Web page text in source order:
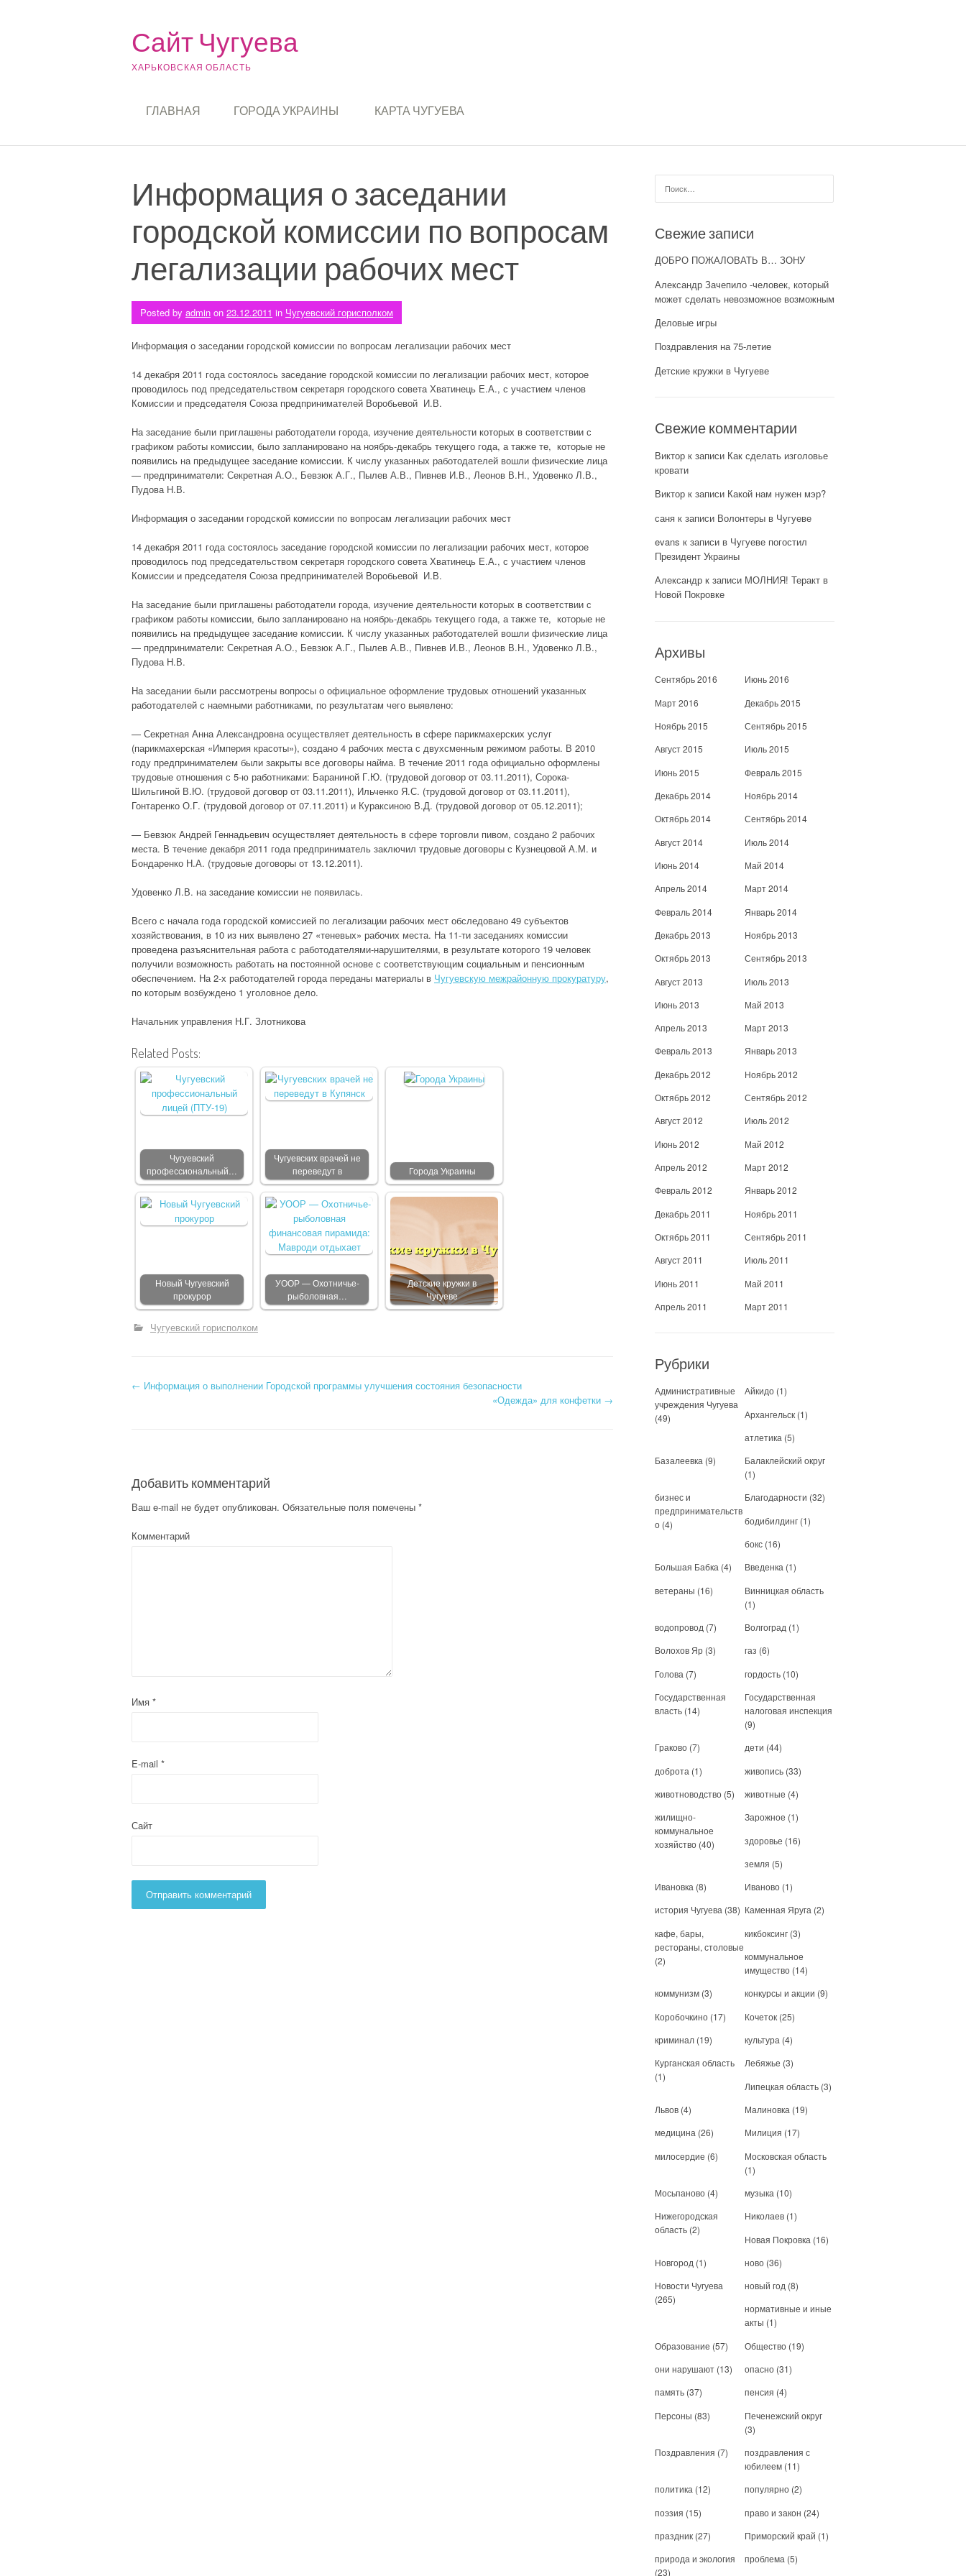
Сайт Чугуева
ХАРЬКОВСКАЯ ОБЛАСТЬ
ГЛАВНАЯ ГОРОДА УКРАИНЫ КАРТА ЧУГУЕВА
Информация о заседании
городской комиссии по вопросам
легализации рабочих мест
Posted by admin on 23.12.2011 in Чугуевский горисполком
Информация о заседании городской комиссии по вопросам легализации рабочих мест
14 декабря 2011 года состоялось заседание городской комиссии по легализации рабочих мест, которое
проводилось под председательством секретаря городского совета Хватинець Е.А., с участием членов
Комиссии и председателя Союза предпринимателей Воробьевой И.В.
На заседание были приглашены работодатели города, изучение деятельности которых в соответствии с
графиком работы комиссии, было запланировано на ноябрь-декабрь текущего года, а также те, которые не
появились на предыдущее заседание комиссии. К числу указанных работодателей вошли физические лица
— предприниматели: Секретная А.О., Бевзюк А.Г., Пылев А.В., Пивнев И.В., Леонов В.Н., Удовенко Л.В.,
Пудова Н.В.
Информация о заседании городской комиссии по вопросам легализации рабочих мест
14 декабря 2011 года состоялось заседание городской комиссии по легализации рабочих мест, которое
проводилось под председательством секретаря городского совета Хватинець Е.А., с участием членов
Комиссии и председателя Союза предпринимателей Воробьевой И.В.
На заседание были приглашены работодатели города, изучение деятельности которых в соответствии с
графиком работы комиссии, было запланировано на ноябрь-декабрь текущего года, а также те, которые не
появились на предыдущее заседание комиссии. К числу указанных работодателей вошли физические лица
— предприниматели: Секретная А.О., Бевзюк А.Г., Пылев А.В., Пивнев И.В., Леонов В.Н., Удовенко Л.В.,
Пудова Н.В.
На заседании были рассмотрены вопросы о официальное оформление трудовых отношений указанных
работодателей с наемными работниками, по результатам чего выявлено:
— Секретная Анна Александровна осуществляет деятельность в сфере парикмахерских услуг
(парикмахерская «Империя красоты»), создано 4 рабочих места с двухсменным режимом работы. В 2010
году предпринимателем были закрыты все договоры найма. В течение 2011 года официально оформлены
трудовые отношения с 5-ю работниками: Бараниной Г.Ю. (трудовой договор от 03.11.2011), Сорока-
Шильгиной В.Ю. (трудовой договор от 03.11.2011), Ильченко Я.С. (трудовой договор от 03.11.2011),
Гонтаренко О.Г. (трудовой договор от 07.11.2011) и Кураксиною В.Д. (трудовой договор от 05.12.2011);
— Бевзюк Андрей Геннадьевич осуществляет деятельность в сфере торговли пивом, создано 2 рабочих
места. В течение декабря 2011 года предприниматель заключил трудовые договоры с Кузнецовой А.М. и
Бондаренко Н.А. (трудовые договоры от 13.12.2011).
Удовенко Л.В. на заседание комиссии не появилась.
Всего с начала года городской комиссией по легализации рабочих мест обследовано 49 субъектов
хозяйствования, в 10 из них выявлено 27 «теневых» рабочих места. На 11-ти заседаниях комиссии
проведена разъяснительная работа с работодателями-нарушителями, в результате которого 19 человек
получили возможность работать на постоянной основе с соответствующим социальным и пенсионным
обеспечением. На 2-х работодателей города переданы материалы в Чугуевскую межрайонную прокуратуру,
по которым возбуждено 1 уголовное дело.
Начальник управления Н.Г. Злотникова
Related Posts:
Чугуевский
профессиональный…
Чугуевских врачей не
переведут в
Города Украины
Новый Чугуевский
прокурор
УООР — Охотничье-
рыболовная…
Детские кружки в
Чугуеве
Чугуевский горисполком
Post navigation
← Информация о выполнении Городской программы улучшения состояния безопасности
«Одежда» для конфетки →
Добавить комментарий
Ваш e-mail не будет опубликован. Обязательные поля помечены *
Комментарий
Имя *
E-mail *
Сайт
Свежие записи
ДОБРО ПОЖАЛОВАТЬ В… ЗОНУ
Александр Зачепило -человек, который
может сделать невозможное возможным
Деловые игры
Поздравления на 75-летие
Детские кружки в Чугуеве
Свежие комментарии
Виктор к записи Как сделать изголовье
кровати
Виктор к записи Какой нам нужен мэр?
саня к записи Волонтеры в Чугуеве
evans к записи в Чугуеве погостил
Президент Украины
Александр к записи МОЛНИЯ! Теракт в
Новой Покровке
Архивы
Сентябрь 2016
Июнь 2016
Март 2016
Декабрь 2015
Ноябрь 2015
Сентябрь 2015
Август 2015
Июль 2015
Июнь 2015
Февраль 2015
Декабрь 2014
Ноябрь 2014
Октябрь 2014
Сентябрь 2014
Август 2014
Июль 2014
Июнь 2014
Май 2014
Апрель 2014
Март 2014
Февраль 2014
Январь 2014
Декабрь 2013
Ноябрь 2013
Октябрь 2013
Сентябрь 2013
Август 2013
Июль 2013
Июнь 2013
Май 2013
Апрель 2013
Март 2013
Февраль 2013
Январь 2013
Декабрь 2012
Ноябрь 2012
Октябрь 2012
Сентябрь 2012
Август 2012
Июль 2012
Июнь 2012
Май 2012
Апрель 2012
Март 2012
Февраль 2012
Январь 2012
Декабрь 2011
Ноябрь 2011
Октябрь 2011
Сентябрь 2011
Август 2011
Июль 2011
Июнь 2011
Май 2011
Апрель 2011
Март 2011
Рубрики
Административные
учреждения Чугуева
(49)
Айкидо (1)
Архангельск (1)
атлетика (5)
Базалеевка (9)
Балаклейский округ
(1)
бизнес и
предпринимательств
о (4)
Благодарности (32)
бодибилдинг (1)
бокс (16)
Большая Бабка (4) Введенка (1)
ветераны (16)
Винницкая область
(1)
водопровод (7) Волгоград (1)
Волохов Яр (3) газ (6)
Голова (7) гордость (10)
Государственная
власть (14)
Государственная
налоговая инспекция
(9)
Граково (7) дети (44)
доброта (1) живопись (33)
животноводство (5) животные (4)
жилищно-
коммунальное
хозяйство (40)
Зарожное (1)
здоровье (16)
земля (5)
Ивановка (8) Иваново (1)
история Чугуева (38) Каменная Яруга (2)
кафе, бары,
рестораны, столовые
(2)
кикбоксинг (3)
коммунальное
имущество (14)
коммунизм (3) конкурсы и акции (9)
Коробочкино (17) Кочеток (25)
криминал (19) культура (4)
Курганская область
(1)
Лебяжье (3)
Липецкая область (3)
Львов (4) Малиновка (19)
медицина (26) Милиция (17)
милосердие (6)
Московская область
(1)
Мосьпаново (4) музыка (10)
Нижегородская
область (2)
Николаев (1)
Новая Покровка (16)
Новгород (1) ново (36)
Новости Чугуева
(265)
новый год (8)
нормативные и иные
акты (1)
Образование (57) Общество (19)
они нарушают (13) опасно (31)
память (37) пенсия (4)
Персоны (83)
Печенежский округ
(3)
Поздравления (7)
поздравления с
юбилеем (11)
политика (12) популярно (2)
поэзия (15) право и закон (24)
праздник (27) Приморский край (1)
природа и экология
(23)
проблема (5)